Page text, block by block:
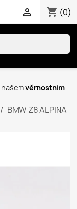
shopping_cart (0)

našemvěrnostním
BMW Z8 ALPINA